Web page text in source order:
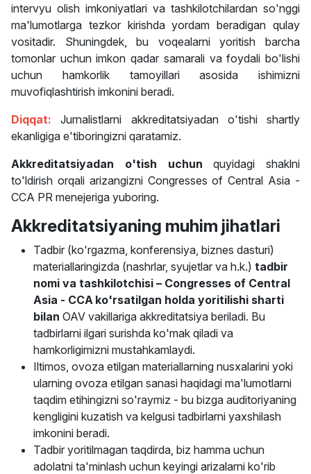
intervyu olish imkoniyatlari va tashkilotchilardan so'nggi
ma'lumotlarga tezkor kirishda yordam beradigan qulay
vositadir. Shuningdek, bu voqealarni yoritish barcha
tomonlar uchun imkon qadar samarali va foydali bo'lishi
uchun hamkorlik tamoyillari asosida ishimizni
muvofiqlashtirish imkonini beradi.
Diqqat:Jurnalistlarni akkreditatsiyadan o'tishi shartly
ekanligiga e'tiboringizni qaratamiz.
Akkreditatsiyadan o'tish uchun quyidagi shaklni
to'ldirish orqali arizangizni Congresses of Central Asia -
CCA PR menejeriga yuboring.
Akkreditatsiyaning muhim jihatlari
Tadbir (ko'rgazma, konferensiya, biznes dasturi)
materiallaringizda (nashrlar, syujetlar va h.k.) tadbir
nomi va tashkilotchisi – Congresses of Central
Asia - CCA ko'rsatilgan holda yoritilishi sharti
bilan OAV vakillariga akkreditatsiya beriladi. Bu
tadbirlarni ilgari surishda ko'mak qiladi va
hamkorligimizni mustahkamlaydi.
Iltimos, ovoza etilgan materiallarning nusxalarini yoki
ularning ovoza etilgan sanasi haqidagi ma'lumotlarni
taqdim etihingizni so'raymiz - bu bizga auditoriyaning
kengligini kuzatish va kelgusi tadbirlarni yaxshilash
imkonini beradi.
Tadbir yoritilmagan taqdirda, biz hamma uchun
adolatni ta'minlash uchun keyingi arizalarni ko'rib